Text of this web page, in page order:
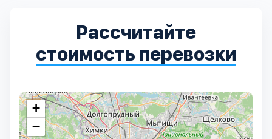
Рассчитайте
стоимость перевозки
+
−
Зеленоградский
Каширский 2